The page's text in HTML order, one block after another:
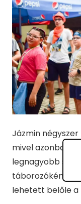
Jázmin négyszer
mivel azonban
legnagyobb
táborozóként.
lehetett belőle a